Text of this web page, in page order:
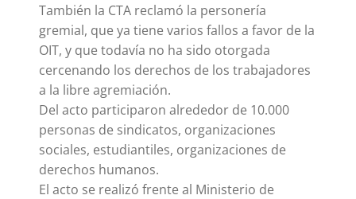
También la CTA reclamó la personería
gremial, que ya tiene varios fallos a favor de la
OIT, y que todavía no ha sido otorgada
cercenando los derechos de los trabajadores
a la libre agremiación.
Del acto participaron alrededor de 10.000
personas de sindicatos, organizaciones
sociales, estudiantiles, organizaciones de
derechos humanos.
El acto se realizó frente al Ministerio de